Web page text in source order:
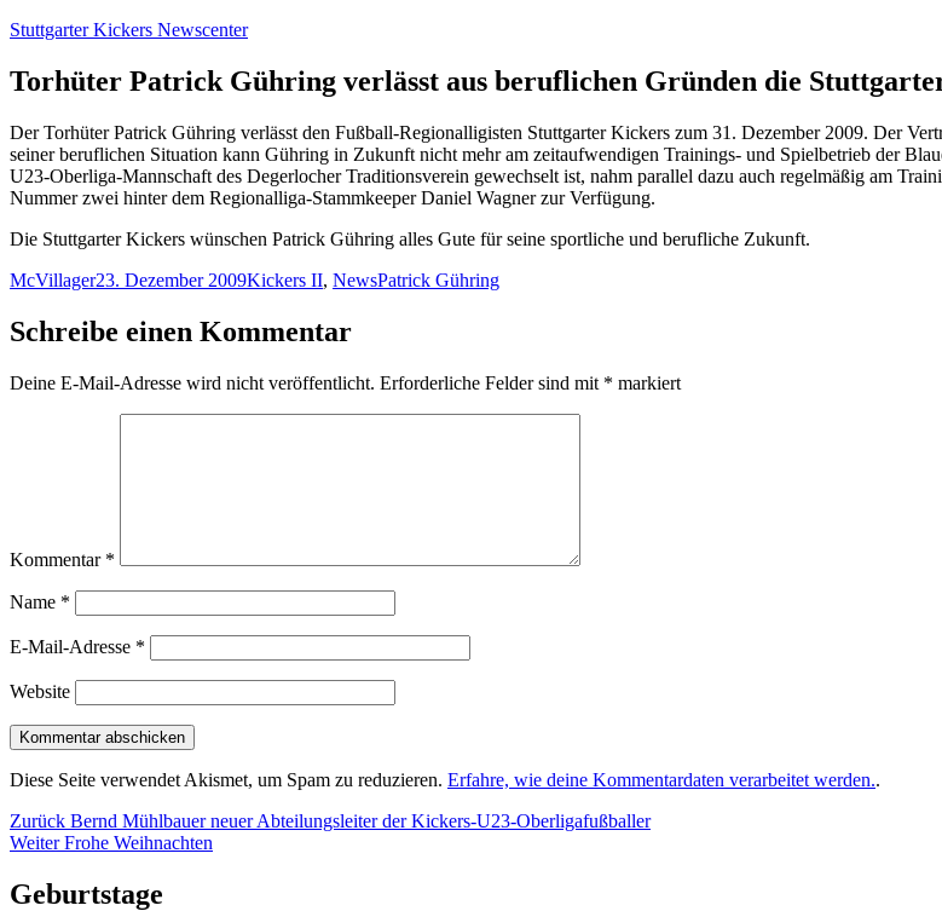
Zum
springen
Stuttgarter Kickers Newscenter
Torhüter Patrick Gühring verlässt aus beruflichen Gründen die
Der Torhüter Patrick Gühring verlässt den Fußball-Regionalligisten Stuttgarter Kickers zum 31. Dezember 2009. Der
seiner beruflichen Situation kann Gühring in Zukunft nicht mehr am zeitaufwendigen Trainings- und Spielbetrieb der
U23-Oberliga-Mannschaft des Degerlocher Traditionsverein gewechselt ist, nahm parallel dazu auch regelmäßig am
Nummer zwei hinter dem Regionalliga-Stammkeeper Daniel Wagner zur Verfügung.
Die Stuttgarter Kickers wünschen Patrick Gühring alles Gute für seine sportliche und berufliche Zukunft.
Autor
McVillagerVeröffentlicht
23. Dezember 2009Kategorien
Kickers II, NewsSchlagwörter
Patrick Gühring
Schreibe einen Kommentar
Deine E-Mail-Adresse wird nicht veröffentlicht. Erforderliche Felder sind mit * markiert
Kommentar *
Name *
E-Mail-Adresse *
Website
Diese Seite verwendet Akismet, um Spam zu reduzieren. Erfahre, wie deine Kommentardaten verarbeitet werden..
Beitragsnavigation
Zurück Vorheriger
Beitrag:
Bernd Mühlbauer neuer Abteilungsleiter der Kickers-U23-Oberligafußballer
Weiter Nächster
Frohe Weihnachten
Geburtstage